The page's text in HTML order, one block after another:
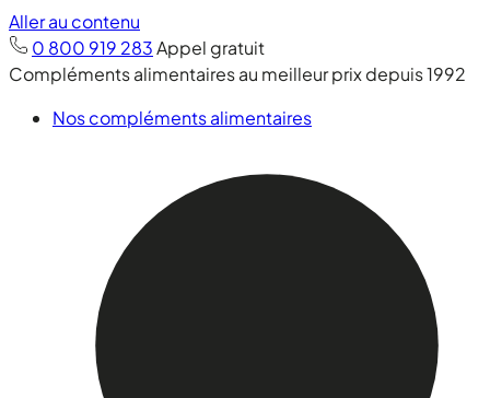
Aller au contenu
0 800 919 283Appel gratuit
Compléments alimentaires au meilleur prix depuis 1992
Nos compléments alimentaires